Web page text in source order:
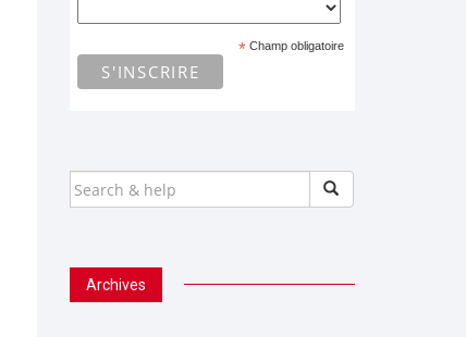
*Champ obligatoire
SEARCH
FOR:
Archives